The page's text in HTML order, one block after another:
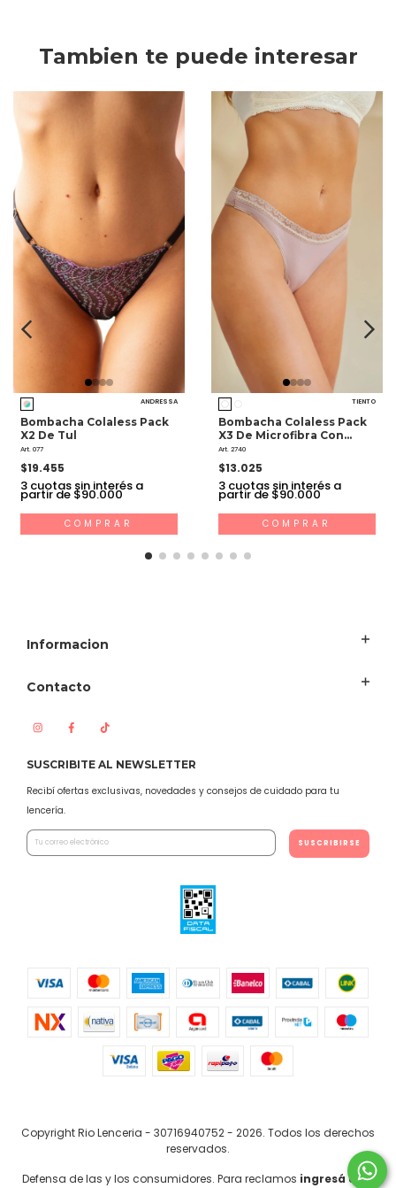
Tambien te puede interesar
ANDRESSA
Bombacha Colaless Pack
X2 De Tul
Art. 077
$19.455
3 cuotas sin interés a
partir de $90.000
COMPRAR
TIENTO
Bombacha Colaless Pack
X3 De Microfibra Con
Puntilla
Art. 2740
$13.025
3 cuotas sin interés a
partir de $90.000
COMPRAR
Informacion
Contacto
SUSCRIBITE AL NEWSLETTER
Recibí ofertas exclusivas, novedades y consejos de cuidado para tu
lencería.
Copyright Rio Lenceria - 30716940752 - 2026. Todos los derechos
reservados.
Defensa de las y los consumidores. Para reclamos ingresá acá.